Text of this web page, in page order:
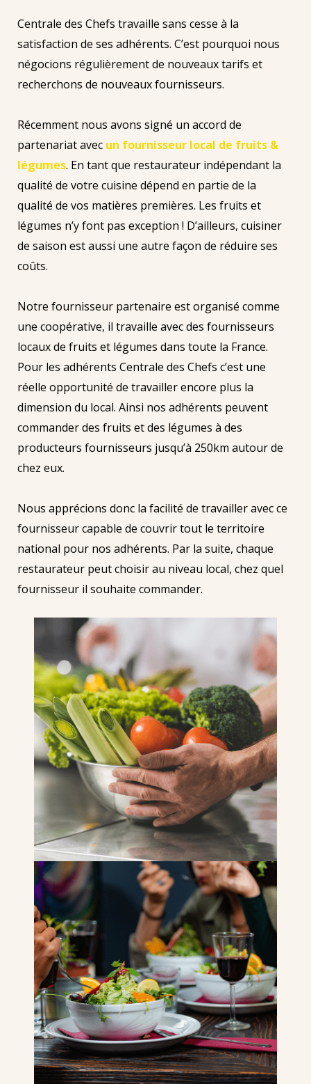
Centrale des Chefs travaille sans cesse à la
satisfaction de ses adhérents. C’est pourquoi nous
négocions régulièrement de nouveaux tarifs et
recherchons de nouveaux fournisseurs.
Récemment nous avons signé un accord de
partenariat avec un fournisseur local de fruits &
légumes. En tant que restaurateur indépendant la
qualité de votre cuisine dépend en partie de la
qualité de vos matières premières. Les fruits et
légumes n’y font pas exception ! D’ailleurs, cuisiner
de saison est aussi une autre façon de réduire ses
coûts.
Notre fournisseur partenaire est organisé comme
une coopérative, il travaille avec des fournisseurs
locaux de fruits et légumes dans toute la France.
Pour les adhérents Centrale des Chefs c’est une
réelle opportunité de travailler encore plus la
dimension du local. Ainsi nos adhérents peuvent
commander des fruits et des légumes à des
producteurs fournisseurs jusqu’à 250km autour de
chez eux.
Nous apprécions donc la facilité de travailler avec ce
fournisseur capable de couvrir tout le territoire
national pour nos adhérents. Par la suite, chaque
restaurateur peut choisir au niveau local, chez quel
fournisseur il souhaite commander.